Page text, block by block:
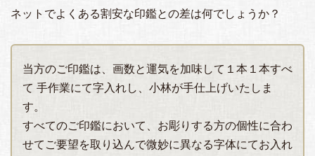
ネットでよくある割安な印鑑との差は何でしょうか？
当方のご印鑑は、画数と運気を加味して１本１本すべ
て 手作業にて字入れし、小林が手仕上げいたしま
す。
すべてのご印鑑において、お彫りする方の個性に合わ
せてご要望を取り込んで微妙に異なる字体にてお入れ